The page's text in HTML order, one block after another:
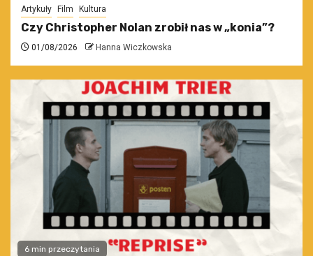
Artykuły Film Kultura
Czy Christopher Nolan zrobił nas w „konia”?
01/08/2026 Hanna Wiczkowska
6 min przeczytania